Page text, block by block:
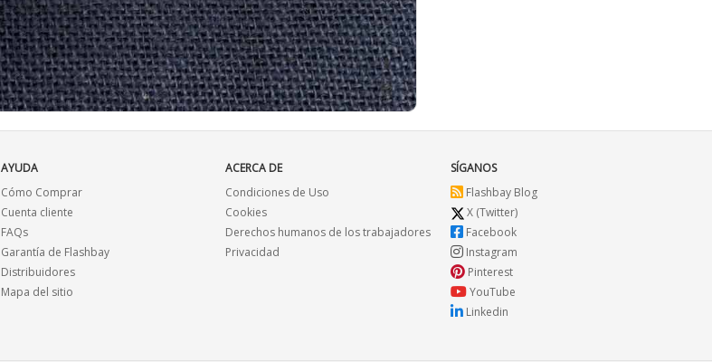
AYUDA
Cómo Comprar
Cuenta cliente
FAQs
Garantía de Flashbay
Distribuidores
Mapa del sitio
ACERCA DE
Condiciones de Uso
Cookies
Derechos humanos de los trabajadores
Privacidad
SÍGANOS
Flashbay Blog
X (Twitter)
Facebook
Instagram
Pinterest
YouTube
Linkedin